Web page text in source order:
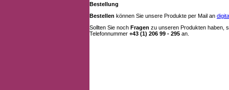
Bestellung
Bestellen können Sie unsere Produkte per Mail an
Sollten Sie noch Fragen zu unseren Produkten haben,
Telefonnummer +43 (1) 206 99 - 295 an.